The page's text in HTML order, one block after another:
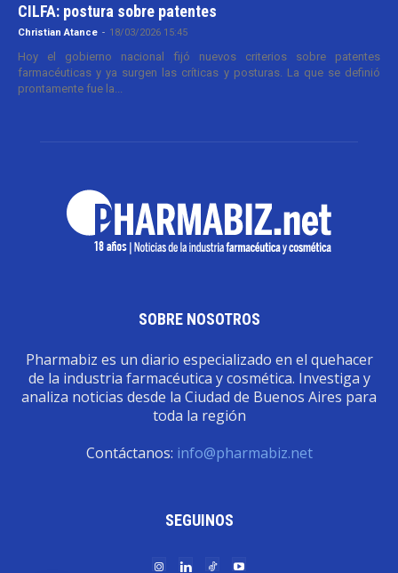
CILFA: postura sobre patentes
Christian Atance - 18/03/2026 15:45
Hoy el gobierno nacional fijó nuevos criterios sobre patentes
farmacéuticas y ya surgen las críticas y posturas. La que se definió
prontamente fue la...
SOBRE NOSOTROS
Pharmabiz es un diario especializado en el quehacer
de la industria farmacéutica y cosmética. Investiga y
analiza noticias desde la Ciudad de Buenos Aires para
toda la región
Contáctanos: info@pharmabiz.net
SEGUINOS